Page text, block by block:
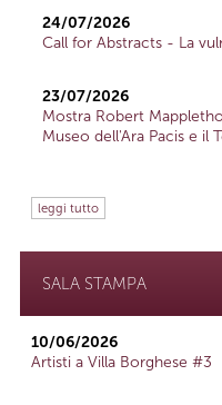
24/07/2026
Call for Abstracts - La
23/07/2026
Mostra Robert
Museo dell'Ara Pacis e il
leggi tutto
SALA STAMPA
10/06/2026
Artisti a Villa Borghese #3